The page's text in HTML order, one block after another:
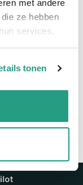
met andere
ze hebben
services.
tonen